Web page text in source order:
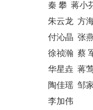
秦 攀 蒋小
朱云龙 方
付沁晶 张
徐祯瀚 蔡
华星垚 蒋
陶佳瑶 邹
李加伟